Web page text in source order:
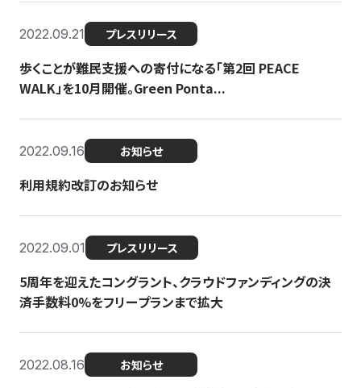
2022.09.21 プレスリリース
歩くことが難民支援への寄付になる「第2回 PEACE
WALK」を10月開催。Green Ponta...
2022.09.16 お知らせ
利用規約改訂のお知らせ
2022.09.01 プレスリリース
5周年を迎えたコングラント、クラウドファンディングの決
済手数料0%をフリープランまで拡大
2022.08.16 お知らせ